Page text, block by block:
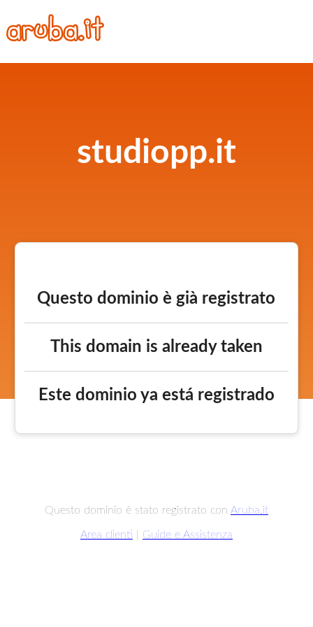
studiopp.it
Questo dominio è già registrato
This domain is already taken
Este dominio ya está registrado
Questo dominio è stato registrato con Aruba.it
Area clienti Guide e Assistenza